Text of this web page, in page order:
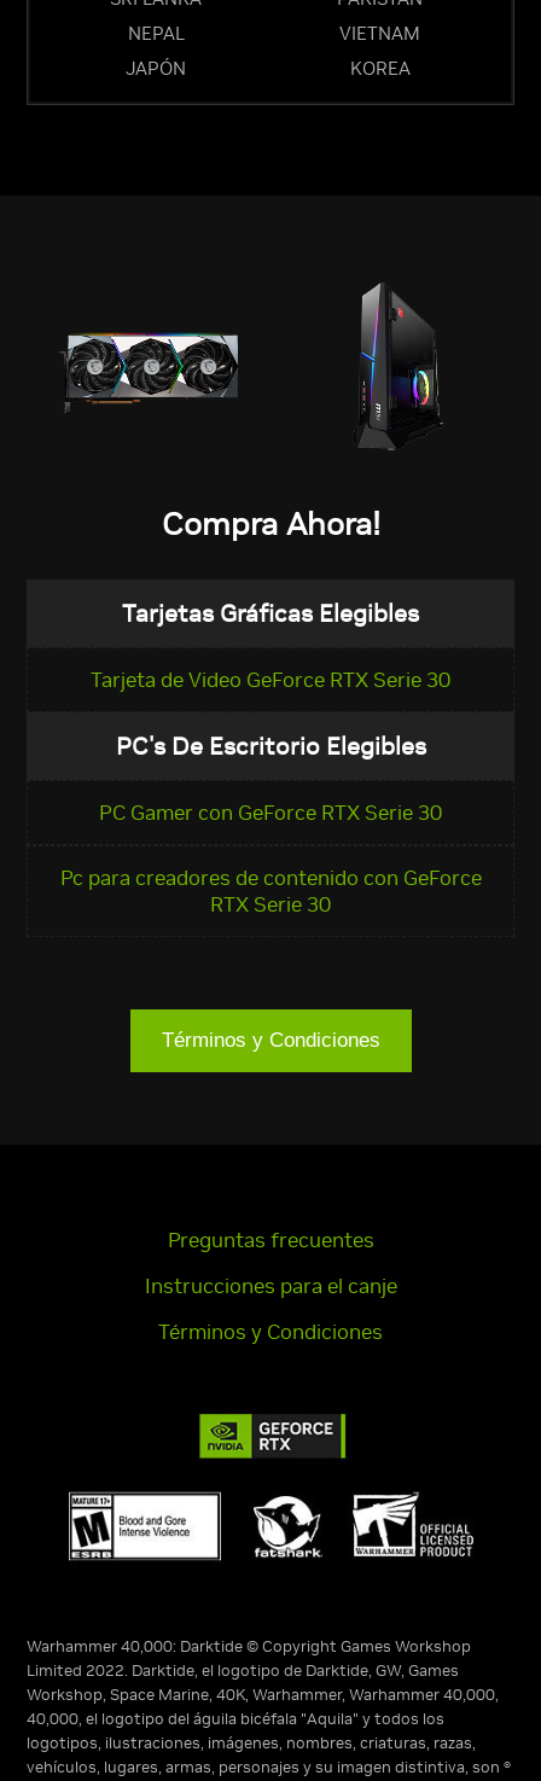
NEPAL
VIETNAM
JAPÓN
KOREA
Compra Ahora!
Tarjetas Gráficas Elegibles
Tarjeta de Video GeForce RTX Serie 30
PC's De Escritorio Elegibles
PC Gamer con GeForce RTX Serie 30
Pc para creadores de contenido con GeForce
RTX Serie 30
Términos y Condiciones
Preguntas frecuentes
Instrucciones para el canje
Términos y Condiciones
Warhammer 40,000: Darktide © Copyright Games Workshop
Limited 2022. Darktide, el logotipo de Darktide, GW, Games
Workshop, Space Marine, 40K, Warhammer, Warhammer 40,000,
40,000, el logotipo del águila bicéfala "Aquila" y todos los
logotipos, ilustraciones, imágenes, nombres, criaturas, razas,
vehículos, lugares, armas, personajes y su imagen distintiva, son ®